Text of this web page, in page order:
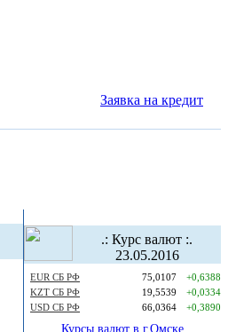
Заявка на кредит
.: Курс валют :.
23.05.2016
EUR СБ РФ 75,0107
+0,6388
KZT СБ РФ
19,5539
+0,0334
USD СБ РФ
66,0364 +0,3890
Курсы валют в г.Омске